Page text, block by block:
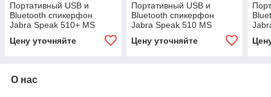
Портативный USB и
Bluetooth спикерфон
Jabra Speak 510+ MS
Цену уточняйте
Портативный USB и
Bluetooth спикерфон
Jabra Speak 510 MS
Цену уточняйте
О нас